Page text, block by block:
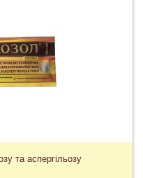
та аспергільозу